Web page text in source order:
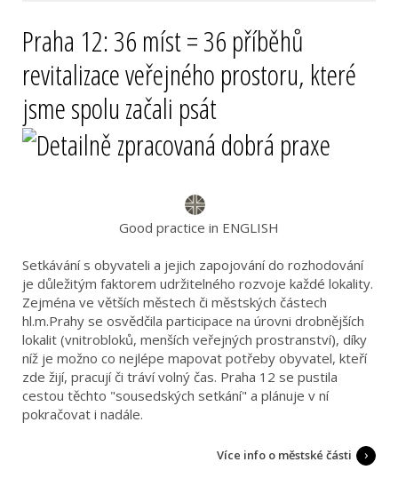
Praha 12: 36 míst = 36 příběhů
revitalizace veřejného prostoru, které
jsme spolu začali psát
Good practice in ENGLISH
Setkávání s obyvateli a jejich zapojování do rozhodování
je důležitým faktorem udržitelného rozvoje každé lokality.
Zejména ve větších městech či městských částech
hl.m.Prahy se osvědčila participace na úrovni drobnějších
lokalit (vnitrobloků, menších veřejných prostranství), díky
níž je možno co nejlépe mapovat potřeby obyvatel, kteří
zde žijí, pracují či tráví volný čas. Praha 12 se pustila
cestou těchto "sousedských setkání" a plánuje v ní
pokračovat i nadále.
Více info o městské části